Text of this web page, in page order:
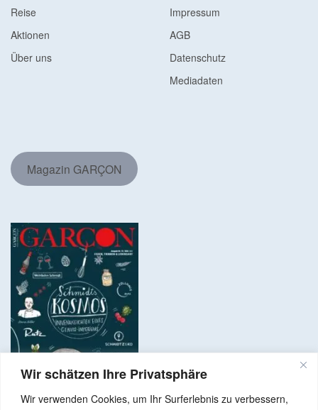
Wir schätzen Ihre Privatsphäre
Wir verwenden Cookies, um Ihr Surferlebnis zu verbessern,
Reise
Aktionen
Über uns
Impressum
AGB
Datenschutz
Mediadaten
Magazin GARÇON